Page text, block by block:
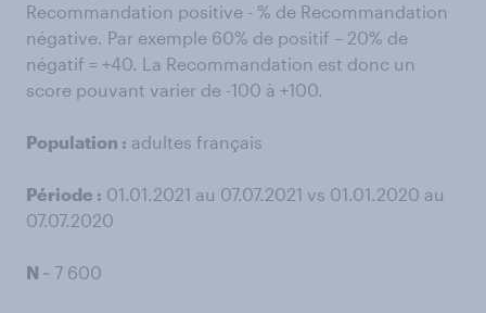
Recommandation positive - % de Recommandation
négative. Par exemple 60% de positif – 20% de
négatif = +40. La Recommandation est donc un
score pouvant varier de -100 à +100.
Population : adultes français
Période : 01.01.2021 au 07.07.2021 vs 01.01.2020 au
07.07.2020
N ~ 7 600